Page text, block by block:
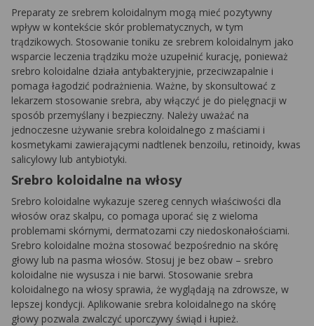
Preparaty ze srebrem koloidalnym mogą mieć pozytywny
wpływ w kontekście skór problematycznych, w tym
trądzikowych. Stosowanie toniku ze srebrem koloidalnym jako
wsparcie leczenia trądziku może uzupełnić kurację, ponieważ
srebro koloidalne działa antybakteryjnie, przeciwzapalnie i
pomaga łagodzić podrażnienia. Ważne, by skonsultować z
lekarzem stosowanie srebra, aby włączyć je do pielęgnacji w
sposób przemyślany i bezpieczny. Należy uważać na
jednoczesne używanie srebra koloidalnego z maściami i
kosmetykami zawierającymi nadtlenek benzoilu, retinoidy, kwas
salicylowy lub antybiotyki.
Srebro koloidalne na włosy
Srebro koloidalne wykazuje szereg cennych właściwości dla
włosów oraz skalpu, co pomaga uporać się z wieloma
problemami skórnymi, dermatozami czy niedoskonałościami.
Srebro koloidalne można stosować bezpośrednio na skórę
głowy lub na pasma włosów. Stosuj je bez obaw – srebro
koloidalne nie wysusza i nie barwi. Stosowanie srebra
koloidalnego na włosy sprawia, że wyglądają na zdrowsze, w
lepszej kondycji. Aplikowanie srebra koloidalnego na skórę
głowy pozwala zwalczyć uporczywy świąd i łupież.